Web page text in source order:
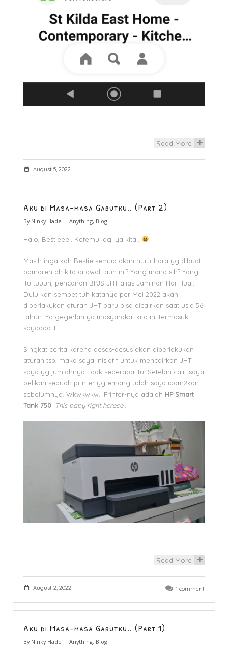
Read More +
August 5, 2022
Aku di Masa-masa Gabutku.. (Part 2)
By Ninky Hade Anything, Blog
Halo, Bestieee.. Ketemu lagi ya kita..
Masih ingatkah Bestie semua akan huru-hara yg dibuat
pamarentah kita di awal taun ini? Yang mana sih? Yang
itu tuuuh, pencairan BPJS JHT alias Jaminan Hari Tua..
Dulu kan sempet tuh katanya per Mei 2022 akan
diberlakukan aturan JHT baru bisa dicairkan saat usia 56
tahun. Ya gegerlah ya masyarakat kita ni, termasuk
sayaaaa T_T
Singkat cerita karena desas-desus akan diberlakukan
aturan tsb, maka saya inisiatif untuk mencairkan JHT
saya yg jumlahnya tidak seberapa itu. Setelah cair, saya
belikan sebuah printer yg emang udah saya idam2kan
sebelumnya. Wkwkwkw.. Printer-nya adalah HP Smart
Tank 750
This baby right hereee..
Read More +
August 2, 2022 1 comment
Aku di Masa-masa Gabutku.. (Part 1)
By Ninky Hade Anything, Blog